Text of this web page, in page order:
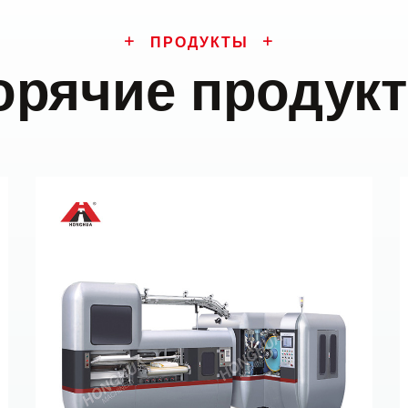
ПРОДУКТЫ